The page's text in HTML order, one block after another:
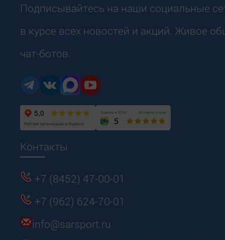
Подписывайтесь на наши социальные
в курсе всех новостей и акций. Живое
чат-ботов.
Контакты
+7 (8452) 47-00-01
+7 (962) 624-70-01
info@sarsport.ru